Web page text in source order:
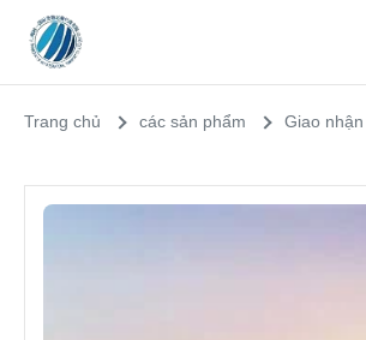
Trang chủ các sản phẩm Giao